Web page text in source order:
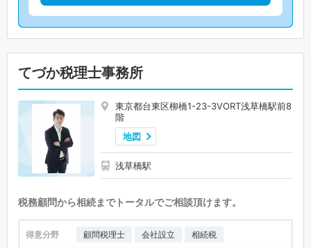
てづか税理士事務所
東京都台東区柳橋1-23-3VORT浅草橋駅前8
階
地図
浅草橋駅
税務顧問から相続までトータルでご相談頂けます。
得意分野 顧問税理士 会社設立 相続税